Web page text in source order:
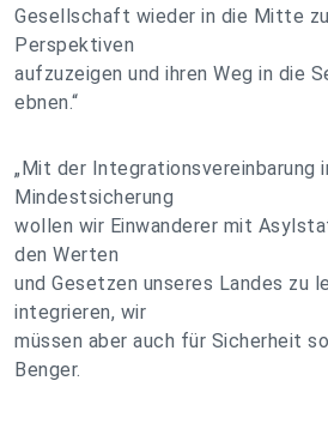
Gesellschaft wieder in die Mitte
Perspektiven
aufzuzeigen und ihren Weg in die
ebnen.“
„Mit der Integrationsvereinbarung
Mindestsicherung
wollen wir Einwanderer mit
den Werten
und Gesetzen unseres Landes zu
integrieren, wir
müssen aber auch für Sicherheit
Benger.